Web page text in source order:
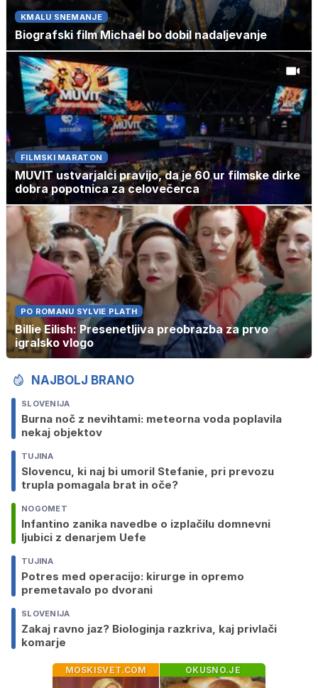
KMALU SNEMANJE
Biografski film Michael bo dobil nadaljevanje
FILMSKI MARATON
MUVIT ustvarjalci pravijo, da je 60 ur filmske dirke
dobra popotnica za celovečerca
PO ROMANU SYLVIE PLATH
Billie Eilish: Presenetljiva preobrazba za prvo
igralsko vlogo
NAJBOLJ BRANO
SLOVENIJA
Burna noč z nevihtami: meteorna voda poplavila
nekaj objektov
TUJINA
Slovencu, ki naj bi umoril Stefanie, pri prevozu
trupla pomagala brat in oče?
NOGOMET
Infantino zanika navedbe o izplačilu domnevni
ljubici z denarjem Uefe
TUJINA
Potres med operacijo: kirurge in opremo
premetavalo po dvorani
SLOVENIJA
Zakaj ravno jaz? Biologinja razkriva, kaj privlači
komarje
MOSKISVET.COM OKUSNO.JE